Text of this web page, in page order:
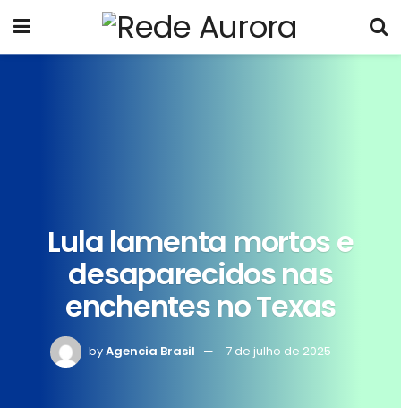
Lula lamenta mortos e
desaparecidos nas
enchentes no Texas
byAgencia Brasil 7 de julho de 2025